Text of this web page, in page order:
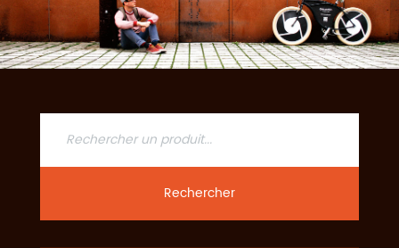
CONTACT
Rechercher